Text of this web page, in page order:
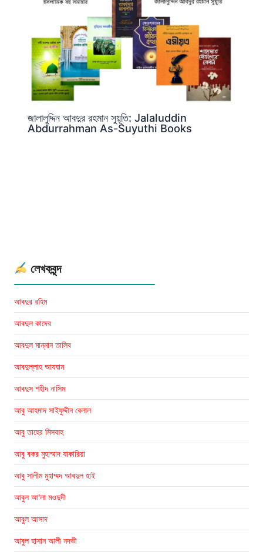
জালালুদ্দিন আবদুর রহমান সুয়ূতি: Jalaluddin
Abdurrahman As-Suyuthi Books
লেখকবৃন্দ
আবদুর রহিম
আবদুল কাদের
আবদুল মান্নান তালিব
আবদুল্লাহ আযযাম
আবদুস শহীদ নাসিম
আবু আহমাদ সাইফুদ্দীন বেলাল
আবু তাহের মিসবাহ
আবু বকর মুহাম্মাদ যাকারিয়া
আবু সালীম মুহাম্মদ আবদুল হাই
আবুল আ'লা মওদুদী
আবুল আসাদ
আবুল হাসান আলী নদভী